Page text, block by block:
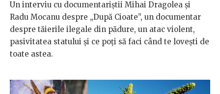
Un interviu cu documentariștii Mihai Dragolea și
Radu Mocanu despre „După Cioate”, un documentar
despre tăierile ilegale din pădure, un atac violent,
pasivitatea statului și ce poți să faci când te lovești de
toate astea.